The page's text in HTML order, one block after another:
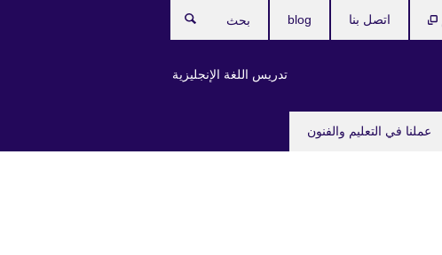
عملنا في التعليم والفنون
تدريس اللغة الإنجليزية
اتصل بنا blog